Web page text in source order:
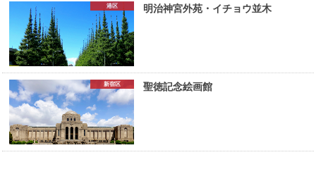
港区 明治神宮外苑・イチョウ並木
新宿区 聖徳記念絵画館